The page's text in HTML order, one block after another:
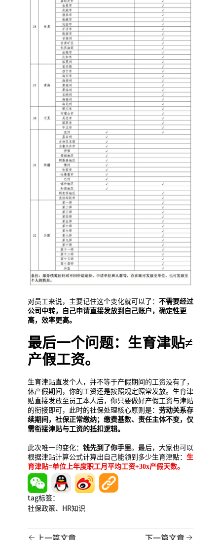
对员工来说，主要记住这个变化就可以了： 不需要经过
公司中转，自己申请直接发放到自己账户，确定性更
高，效率更高。
最后一个问题：生育津贴≠
产假工资。
生育津贴直发个人，并不等于产假期间的工资没有了，
休产假期间，你的工资还是按照规定照常发放。生育津
贴直接发放至员工本人后，你只要做好产假工资与津贴
的衔接即可，此时的社保处理核心原则是： 劳动关系存
续期间，社保正常缴纳；缴费基数、责任主体不变，仅
需衔接津贴与工资的抵扣逻辑。
此次唯一的变化： 钱先到了你手里。最后，大家也可以
根据津贴计算公式计算出自己能领到多少生育津贴： 生
育津贴=单位上年度职工月平均工资÷30x产假天数。
tag标签：
社保政策、
HR知识
上一篇文章
下一篇文章